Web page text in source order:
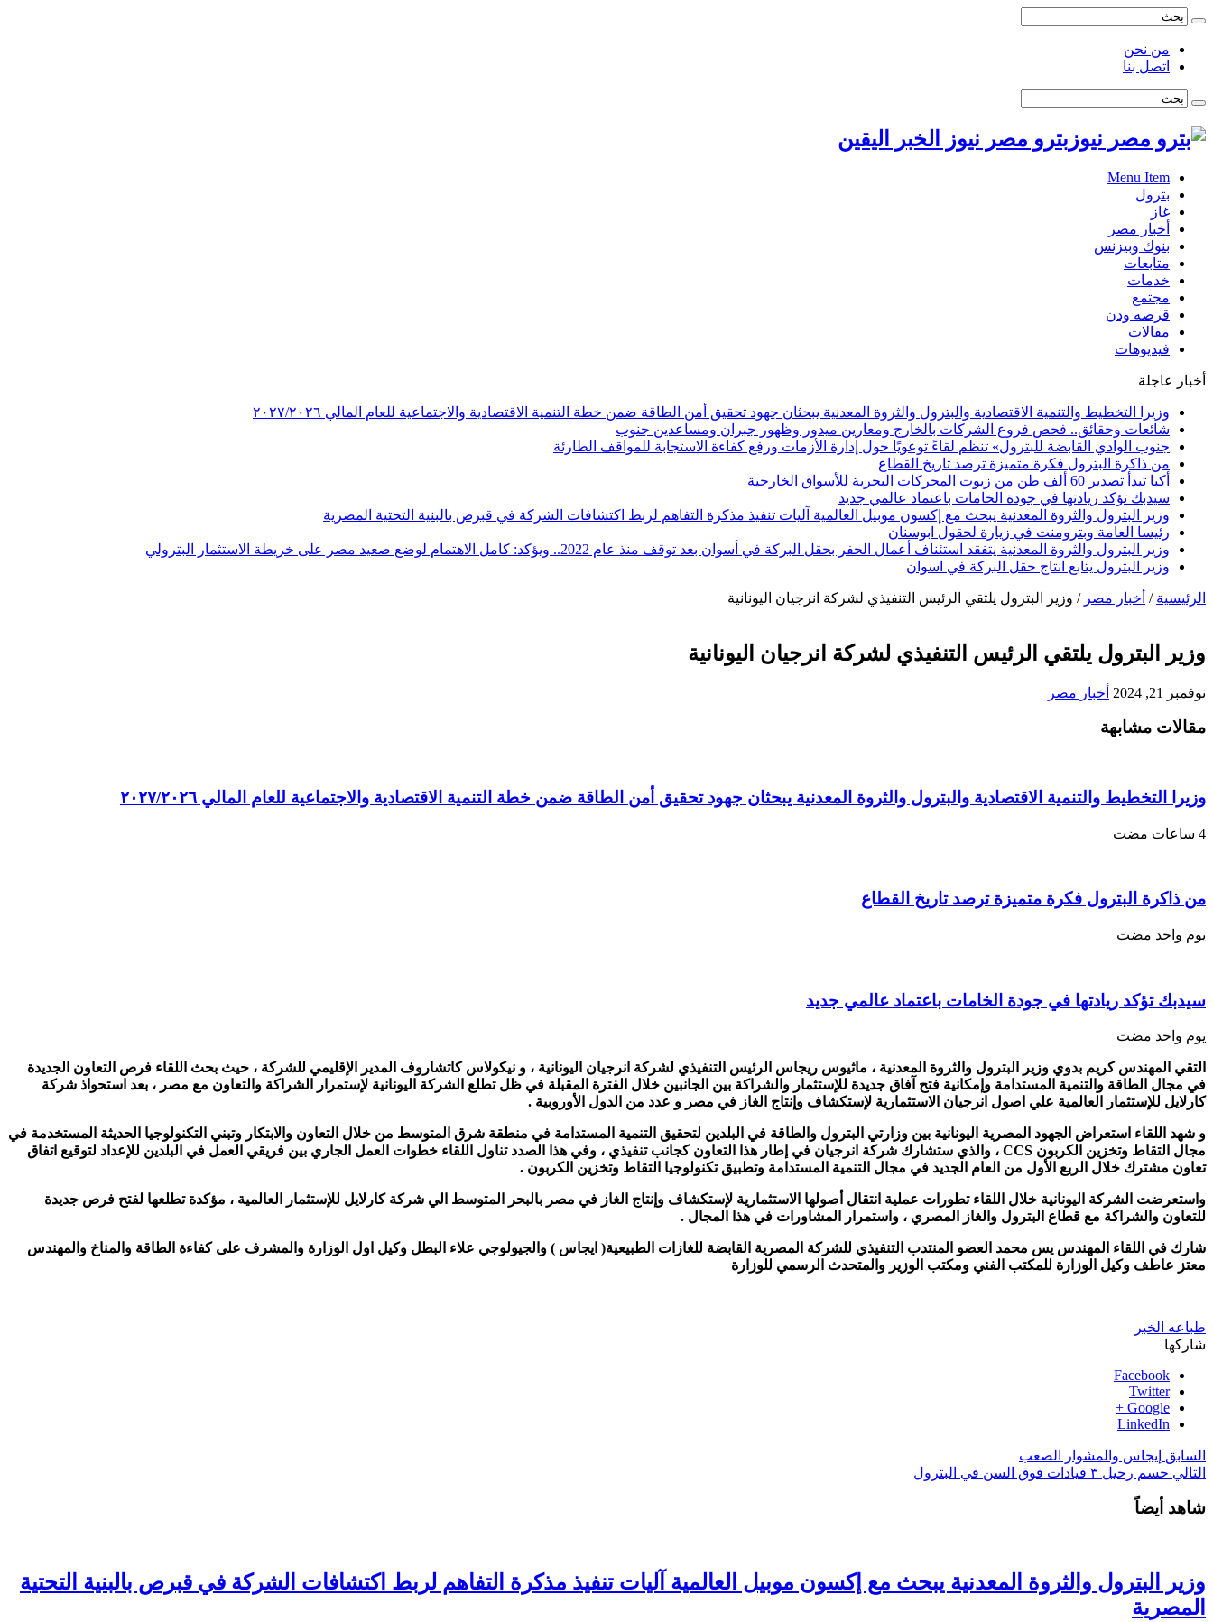
من نحن
اتصل بنا
بترو مصر نيوز الخبر اليقين
Menu Item
بترول
غاز
أخبار مصر
بنوك وبيزنس
متابعات
خدمات
مجتمع
قرصه ودن
مقالات
فيديوهات
أخبار عاجلة
وزيرا التخطيط والتنمية الاقتصادية والبترول والثروة المعدنية يبحثان جهود تحقيق أمن الطاقة ضمن خطة التنمية الاقتصادية والاجتماعية للعام المالي ٢٠٢٧/٢٠٢٦
شائعات وحقائق.. فحص فروع الشركات بالخارج ومعارين ميدور وظهور جبران ومساعدين جنوب
جنوب الوادي القابضة للبترول» تنظم لقاءً توعويًا حول إدارة الأزمات ورفع كفاءة الاستجابة للمواقف الطارئة
من ذاكرة البترول فكرة متميزة ترصد تاريخ القطاع
أكبا تبدأ تصدير 60 ألف طن من زيوت المحركات البحرية للأسواق الخارجية
سيدبك تؤكد ريادتها في جودة الخامات باعتماد عالمي جديد
وزير البترول والثروة المعدنية يبحث مع إكسون موبيل العالمية آليات تنفيذ مذكرة التفاهم لربط اكتشافات الشركة في قبرص بالبنية التحتية المصرية
رئيسا العامة وبترومنت في زيارة لحقول ابوسنان
وزير البترول والثروة المعدنية يتفقد استئناف أعمال الحفر بحقل البركة في أسوان بعد توقف منذ عام 2022.. ويؤكد: كامل الاهتمام لوضع صعيد مصر على خريطة الاستثمار البترولي
وزير البترول يتابع انتاج حقل البركة في اسوان
الرئيسية / أخبار مصر / وزير البترول يلتقي الرئيس التنفيذي لشركة انرجيان اليونانية
وزير البترول يلتقي الرئيس التنفيذي لشركة انرجيان اليونانية
نوفمبر 21, 2024 أخبار مصر
مقالات مشابهة
وزيرا التخطيط والتنمية الاقتصادية والبترول والثروة المعدنية يبحثان جهود تحقيق أمن الطاقة ضمن خطة التنمية الاقتصادية والاجتماعية للعام المالي ٢٠٢٧/٢٠٢٦
من ذاكرة البترول فكرة متميزة ترصد تاريخ القطاع
‏يوم واحد مضت
سيدبك تؤكد ريادتها في جودة الخامات باعتماد عالمي جديد
‏يوم واحد مضت
التقي المهندس كريم بدوي وزير البترول والثروة المعدنية ، ماثيوس ريجاس الرئيس التنفيذي لشركة انرجيان اليونانية ، و نيكولاس كاتشاروف المدير الإقليمي للشركة ، حيث بحث اللقاء فرص التعاون الجديدة
في مجال الطاقة والتنمية المستدامة وإمكانية فتح آفاق جديدة للإستثمار والشراكة بين الجانبين خلال الفترة المقبلة في ظل تطلع الشركة اليونانية لإستمرار الشراكة والتعاون مع مصر ، بعد استحواذ شركة
كارلايل للإستثمار العالمية علي اصول انرجيان الاستثمارية لإستكشاف وإنتاج الغاز في مصر و عدد من الدول الأوروبية .
و شهد اللقاء استعراض الجهود المصرية اليونانية بين وزارتي البترول والطاقة في البلدين لتحقيق التنمية المستدامة في منطقة شرق المتوسط من خلال التعاون والابتكار وتبني التكنولوجيا الحديثة المستخدمة في
مجال التقاط وتخزين الكربون CCS ، والذي ستشارك شركة انرجيان في إطار هذا التعاون كجانب تنفيذي ، وفي هذا الصدد تناول اللقاء خطوات العمل الجاري بين فريقي العمل في البلدين للإعداد لتوقيع اتفاق
تعاون مشترك خلال الربع الأول من العام الجديد في مجال التنمية المستدامة وتطبيق تكنولوجيا التقاط وتخزين الكربون .
واستعرضت الشركة اليونانية خلال اللقاء تطورات عملية انتقال أصولها الاستثمارية لإستكشاف وإنتاج الغاز في مصر بالبحر المتوسط الي شركة كارلايل للإستثمار العالمية ، مؤكدة تطلعها لفتح فرص جديدة
للتعاون والشراكة مع قطاع البترول والغاز المصري ، واستمرار المشاورات في هذا المجال .
شارك في اللقاء المهندس يس محمد العضو المنتدب التنفيذي للشركة المصرية القابضة للغازات الطبيعية( ايجاس ) والجيولوجي علاء البطل وكيل اول الوزارة والمشرف على كفاءة الطاقة والمناخ والمهندس
معتز عاطف وكيل الوزارة للمكتب الفني ومكتب الوزير والمتحدث الرسمي للوزارة
طباعه الخبر
شاركها
Facebook
Twitter
Google +
LinkedIn
السابق إيجاس والمشوار الصعب
التالي حسم رحيل ٣ قيادات فوق السن في البترول
شاهد أيضاً
وزير البترول والثروة المعدنية يبحث مع إكسون موبيل العالمية آليات تنفيذ مذكرة التفاهم لربط اكتشافات الشركة في قبرص بالبنية التحتية
المصرية